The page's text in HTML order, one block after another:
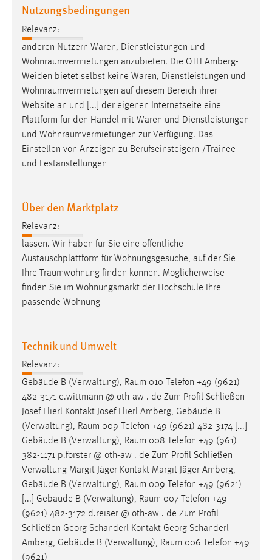
Nutzungsbedingungen
Relevanz:
anderen Nutzern Waren, Dienstleistungen und
Wohnraumvermietungen anzubieten. Die OTH Amberg-
Weiden bietet selbst keine Waren, Dienstleistungen und
Wohnraumvermietungen auf diesem Bereich ihrer
Website an und [...] der eigenen Internetseite eine
Plattform für den Handel mit Waren und Dienstleistungen
und Wohnraumvermietungen zur Verfügung. Das
Einstellen von Anzeigen zu Berufseinsteigern-/Trainee
und Festanstellungen
Über den Marktplatz
Relevanz:
lassen. Wir haben für Sie eine öffentliche
Austauschplattform für Wohnungsgesuche, auf der Sie
Ihre
Traumwohnung finden können. Möglicherweise
finden Sie im Wohnungsmarkt der Hochschule Ihre
passende Wohnung
Technik und Umwelt
Relevanz:
Gebäude B (Verwaltung), Raum 010 Telefon +49 (9621)
482-3171 e.wittmann @ oth-aw . de Zum Profil Schließen
Josef Flierl Kontakt Josef Flierl Amberg, Gebäude B
(Verwaltung), Raum 009 Telefon +49 (9621) 482-3174 [...]
Gebäude B (Verwaltung), Raum 008 Telefon +49 (961)
382-1171 p.forster @ oth-aw . de Zum Profil Schließen
Verwaltung Margit Jäger Kontakt Margit Jäger Amberg,
Gebäude B (Verwaltung), Raum 009 Telefon +49 (9621)
[...] Gebäude B (Verwaltung), Raum 007 Telefon +49
(9621) 482-3172 d.reiser @ oth-aw . de Zum Profil
Schließen Georg Schanderl Kontakt Georg Schanderl
Amberg, Gebäude B (Verwaltung), Raum 006 Telefon +49
(9621)